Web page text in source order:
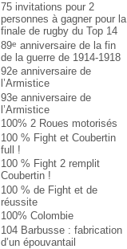
75 invitations pour 2
personnes à gagner pour la
finale de rugby du Top 14
89e anniversaire de la fin
de la guerre de 1914-1918
92e anniversaire de
l’Armistice
93e anniversaire de
l’Armistice
100% 2 Roues motorisés
100 % Fight et Coubertin
full !
100 % Fight 2 remplit
Coubertin !
100 % de Fight et de
réussite
100% Colombie
104 Barbusse : fabrication
d’un épouvantail